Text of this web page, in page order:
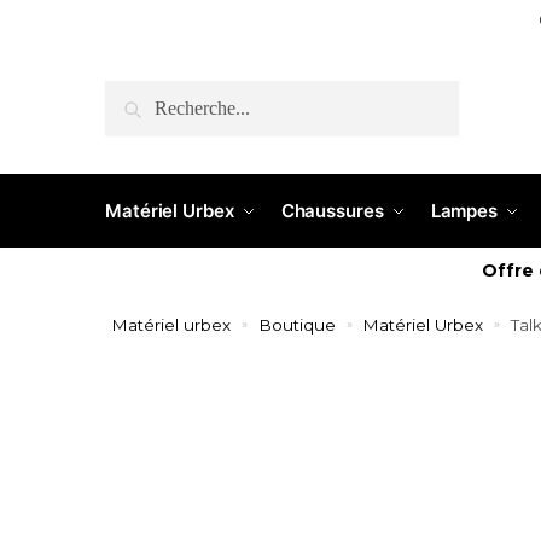
Matériel Urbex Chaussures Lampes
Offre
Matériel urbex » Boutique » Matériel Urbex »